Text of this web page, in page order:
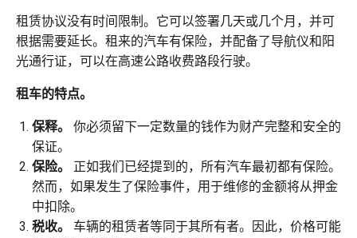
租赁协议没有时间限制。它可以签署几天或几个月，并可
根据需要延长。租来的汽车有保险，并配备了导航仪和阳
光通行证，可以在高速公路收费路段行驶。
租车的特点。
保释。
你必须留下一定数量的钱作为财产完整和安全的
保证。
保险。
正如我们已经提到的，所有汽车最初都有保险。
然而，如果发生了保险事件，用于维修的金额将从押金
中扣除。
税收。
车辆的租赁者等同于其所有者。因此，价格可能